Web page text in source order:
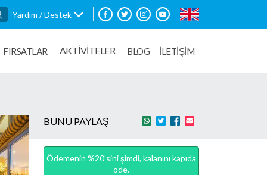
Yardım / Destek
FIRSATLAR AKTİVİTELER BLOG İLETİŞİM
BUNU PAYLAŞ
Ödemenin %20’sini şimdi, kalanını kapıda
öde.